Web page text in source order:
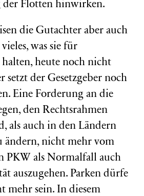
Flotten hinwirken.
die Gutachter aber auch
was sie für
heute noch nicht
setzt der Gesetzgeber noch
Eine Forderung an die
den Rechtsrahmen
als auch in den Ländern
ändern, nicht mehr vom
PKW als Normalfall auch
auszugehen. Parken dürfe
mehr sein. In diesem